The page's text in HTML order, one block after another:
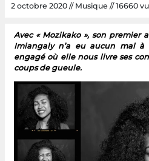
2 octobre 2020 // Musique // 16660
Avec « Mozikako », son premier
Imiangaly n’a eu aucun mal à
engagé où elle nous livre ses
coups de gueule.